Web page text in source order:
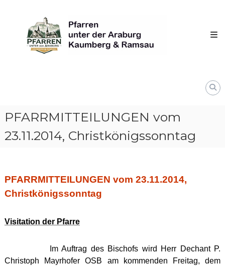
content
unter
derAraburg
Kaumberg
PFARRMITTEILUNGEN vom
23.11.2014, Christkönigssonntag
PFARRMITTEILUNGEN vom 23.11.2014,
Christkönigssonntag
Visitation der Pfarre
Im Auftrag des Bischofs wird Herr Dechant P.
Christoph Mayrhofer OSB am kommenden Freitag, dem